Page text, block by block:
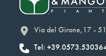
Via del Girone,17 -
Tel: